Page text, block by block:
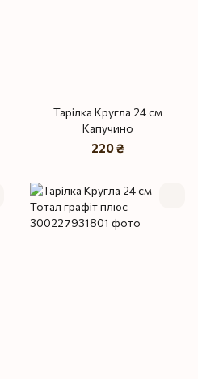
Тарілка Кругла 24 см
Капучино
220 ₴